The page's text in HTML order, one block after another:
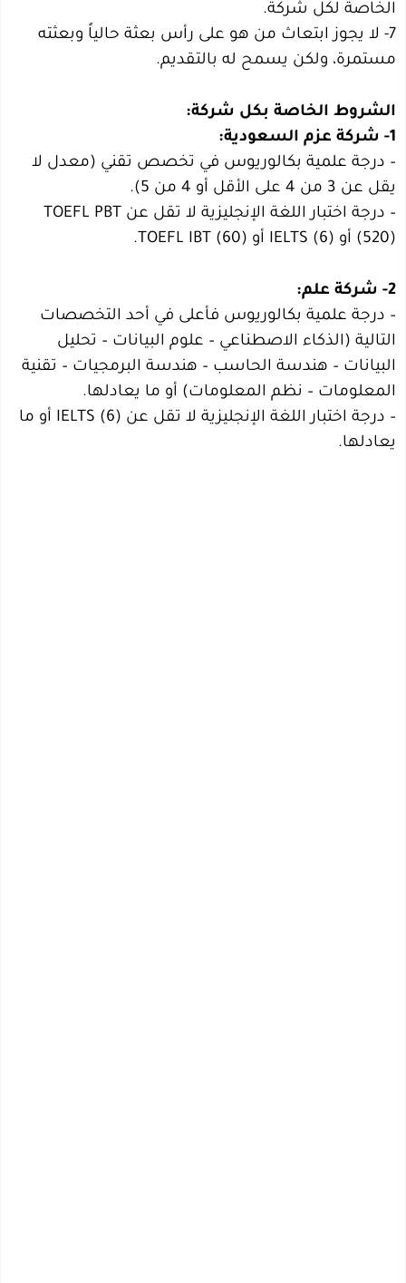
الخاصة لكل شركة.
7- لا يجوز ابتعاث من هو على رأس بعثة حالياً وبعثته
مستمرة، ولكن يسمح له بالتقديم.
الشروط الخاصة بكل شركة:
1- شركة عزم السعودية:
– درجة علمية بكالوريوس في تخصص تقني (معدل لا
يقل عن 3 من 4 على الأقل أو 4 من 5).
– درجة اختبار اللغة الإنجليزية لا تقل عن TOEFL PBT
(520) أو IELTS (6) أو TOEFL IBT (60).
2- شركة علم:
– درجة علمية بكالوريوس فأعلى في أحد التخصصات
التالية (الذكاء الاصطناعي – علوم البيانات – تحليل
البيانات – هندسة الحاسب – هندسة البرمجيات – تقنية
المعلومات – نظم المعلومات) أو ما يعادلها.
– درجة اختبار اللغة الإنجليزية لا تقل عن IELTS (6) أو ما
يعادلها.